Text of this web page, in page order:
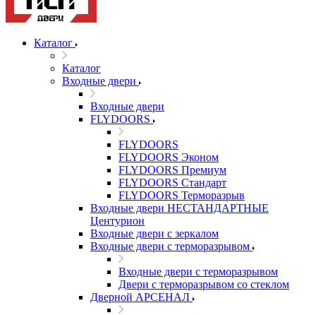
Каталог
Каталог
Входные двери
Входные двери
FLYDOORS
FLYDOORS
FLYDOORS Эконом
FLYDOORS Премиум
FLYDOORS Стандарт
FLYDOORS Терморазрыв
Входные двери НЕСТАНДАРТНЫЕ
Центурион
Входные двери с зеркалом
Входные двери с терморазрывом
Входные двери с терморазрывом
Двери с терморазрывом со стеклом
Дверной АРСЕНАЛ